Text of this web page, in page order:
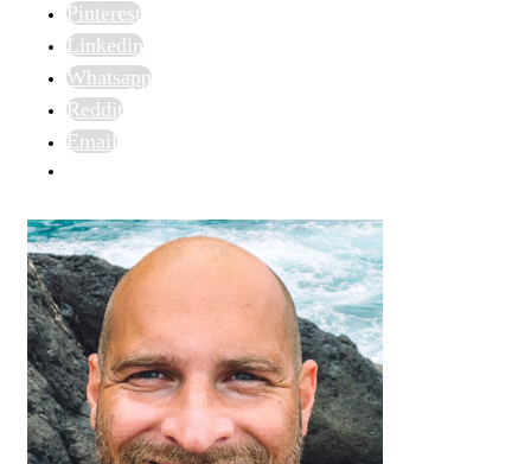
Pinterest
Linkedin
Whatsapp
Reddit
Email